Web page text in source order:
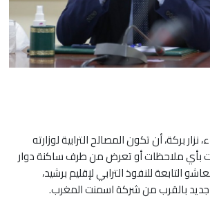
نزار بركة، أن تكون المصالح الترابية لوزارته
بأي ملاحظات أو تعرض من طرف ساكنة دوار
التابعة للنفوذ الترابي لإقليم برشيد،
بالقرب من شركة اسمنت المغرب.